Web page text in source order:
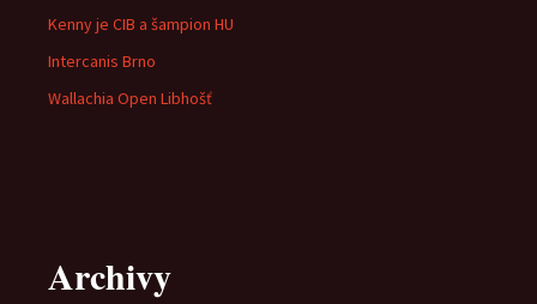
Kenny je CIB a šampion HU
Intercanis Brno
Wallachia Open Libhošť
Archivy